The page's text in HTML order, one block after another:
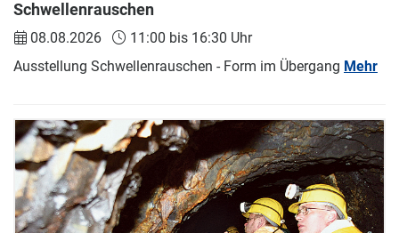
Schwellenrauschen
08.08.2026
11:00 bis 16:30 Uhr
Ausstellung Schwellenrauschen - Form im Übergang Mehr